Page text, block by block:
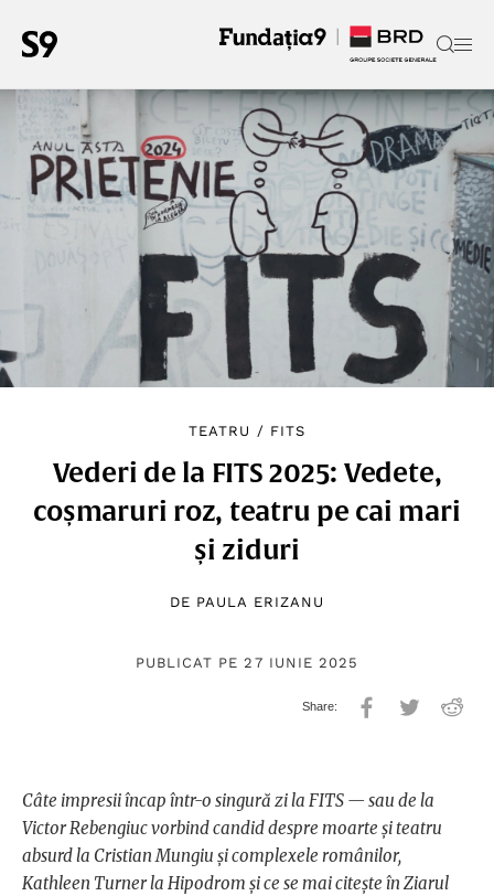
TEATRU / FITS
Vederi de la FITS 2025: Vedete,
coșmaruri roz, teatru pe cai mari
și ziduri
DE PAULA ERIZANU
PUBLICAT PE 27 IUNIE 2025
Câte impresii încap într-o singură zi la FITS — sau de la
Victor Rebengiuc vorbind candid despre moarte și teatru
absurd la Cristian Mungiu și complexele românilor,
Kathleen Turner la Hipodrom și ce se mai citește în Ziarul